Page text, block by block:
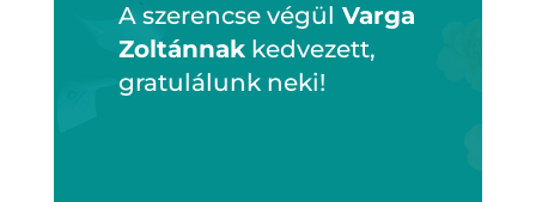
A szerencse végül Varga
Zoltánnak kedvezett,
gratulálunk neki!